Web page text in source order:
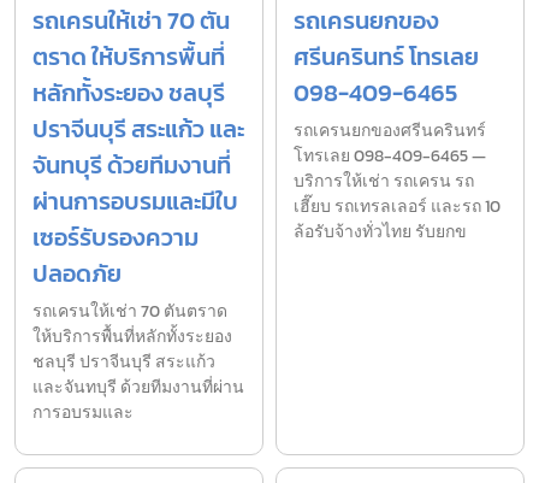
รถเครนให้เช่า 70 ตัน
ตราด ให้บริการพื้นที่
หลักทั้งระยอง ชลบุรี
ปราจีนบุรี สระแก้ว และ
จันทบุรี ด้วยทีมงานที่
ผ่านการอบรมและมีใบ
เซอร์รับรองความ
ปลอดภัย
รถเครนให้เช่า 70 ตันตราด
ให้บริการพื้นที่หลักทั้งระยอง
ชลบุรี ปราจีนบุรี สระแก้ว
และจันทบุรี ด้วยทีมงานที่ผ่าน
การอบรมและ
รถเครนยกของ
ศรีนครินทร์ โทรเลย
098-409-6465
รถเครนยกของศรีนครินทร์
โทรเลย 098-409-6465 —
บริการให้เช่า รถเครน รถ
เฮี๊ยบ รถเทรลเลอร์ และรถ 10
ล้อรับจ้างทั่วไทย รับยกข